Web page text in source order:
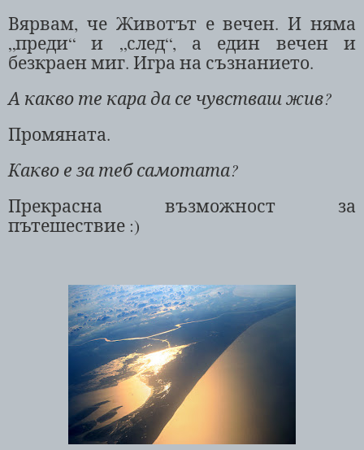
Вярвам, че Животът е вечен. И няма
„преди“ и „след“, а един вечен и
безкраен миг. Игра на съзнанието.
А какво те кара да се чувстваш жив?
Промяната.
Какво е за теб самотата?
Прекрасна възможност за
пътешествие :)